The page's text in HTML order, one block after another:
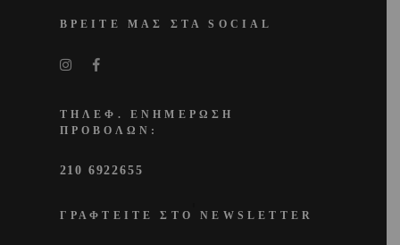
ΒΡΕΙΤΕ ΜΑΣ ΣΤΑ SOCIAL
ΤΗΛΕΦ. ΕΝΗΜΕΡΩΣΗ
ΠΡΟΒΟΛΩΝ:
210 6922655
ΓΡΑΦΤΕΙΤΕ ΣΤΟ NEWSLETTER